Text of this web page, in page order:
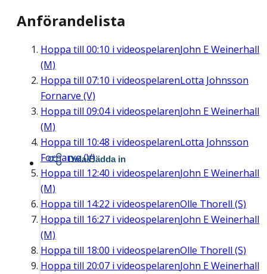
Anförandelista
Hoppa till 00:10 i videospelarenJohn E Weinerhall
(M)
Hoppa till 07:10 i videospelarenLotta Johnsson
Fornarve (V)
Hoppa till 09:04i videospelarenJohn E Weinerhall
(M)
Hoppa till 10:48 i videospelarenLotta Johnsson
Fornarve (V)
Hoppa till 12:40 i videospelarenJohn E Weinerhall
(M)
Hoppa till 14:22 i videospelarenOlle Thorell (S)
Hoppa till 16:27 i videospelarenJohn E Weinerhall
(M)
Hoppa till 18:00 i videospelarenOlle Thorell (S)
Hoppa till 20:07 i videospelarenJohn E Weinerhall
Dela/Bädda in